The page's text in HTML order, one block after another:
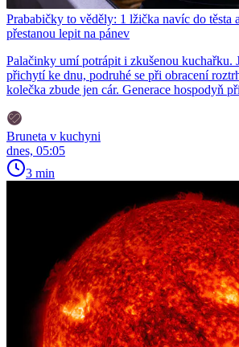
Prababičky to věděly: 1 lžička navíc do těsta
přestanou lepit na pánev
Palačinky umí potrápit i zkušenou kuchařku.
přichytí ke dnu, podruhé se při obracení
kolečka zbude jen cár. Generace hospodyň
Bruneta v kuchyni
dnes, 05:05
3 min